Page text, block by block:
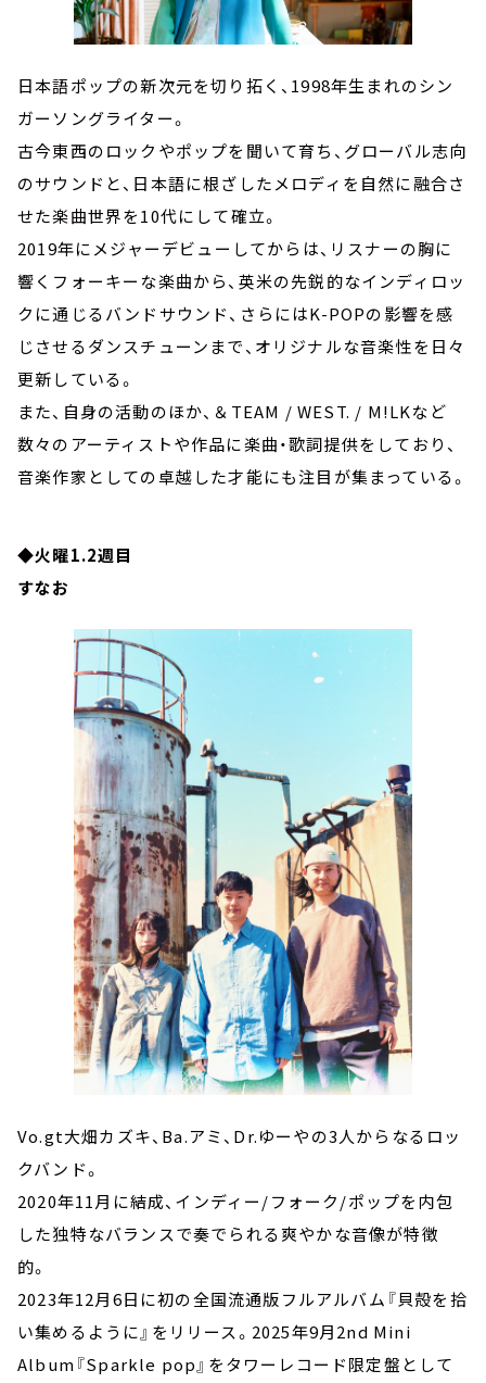
日本語ポップの新次元を切り拓く、1998年生まれのシン
ガーソングライター。
古今東西のロックやポップを聞いて育ち、グローバル志向
のサウンドと、日本語に根ざしたメロディを自然に融合さ
せた楽曲世界を10代にして確立。
2019年にメジャーデビューしてからは、リスナーの胸に
響くフォーキーな楽曲から、英米の先鋭的なインディロッ
クに通じるバンドサウンド、さらにはK-POPの影響を感
じさせるダンスチューンまで、オリジナルな音楽性を日々
更新している。
また、自身の活動のほか、＆TEAM / WEST. / M!LKなど
数々のアーティストや作品に楽曲・歌詞提供をしており、
音楽作家としての卓越した才能にも注目が集まっている。
◆火曜1.2週目
すなお
Vo.gt大畑カズキ、Ba.アミ、Dr.ゆーやの3人からなるロッ
クバンド。
2020年11月に結成、インディー/フォーク/ポップを内包
した独特なバランスで奏でられる爽やかな音像が特徴
的。
2023年12月6日に初の全国流通版フルアルバム『貝殻を拾
い集めるように』をリリース。2025年9月2nd Mini
Album『Sparkle pop』をタワーレコード限定盤として